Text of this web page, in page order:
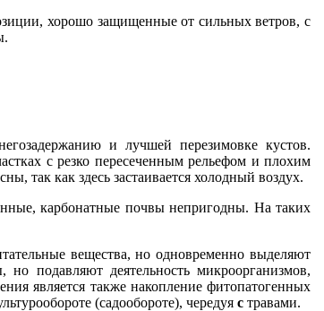
хорошо защищенные от сильных ветров, с
и лучшей перезимовке ку­стов.
с резко пересеченным рельефом и плохим
так как здесь застаивается хо­лодный воздух.
карбонатные почвы непригодны. На таких
вещества, но одновременно вы­деляют
подавляют деятельность микроорганизмов,
является также накопление фитопатогенных
(садообороте), чередуя с травами.